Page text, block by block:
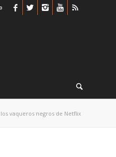
vaqueros negros de Netflix